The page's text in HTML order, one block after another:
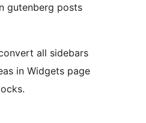
gutenberg posts
all sidebars
in Widgets page